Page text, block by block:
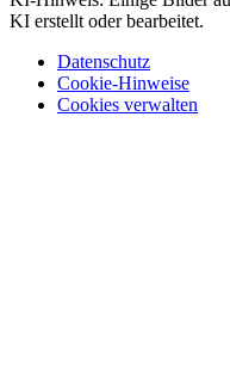
KI erstellt oder bearbeitet.
Datenschutz
Cookie-Hinweise
Cookies verwalten